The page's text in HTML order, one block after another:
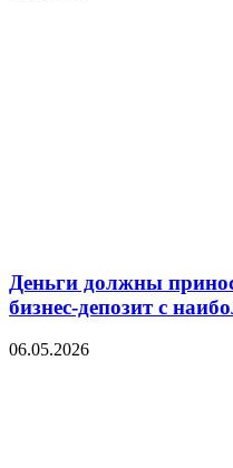
Деньги должны
бизнес-депозит с
06.05.2026